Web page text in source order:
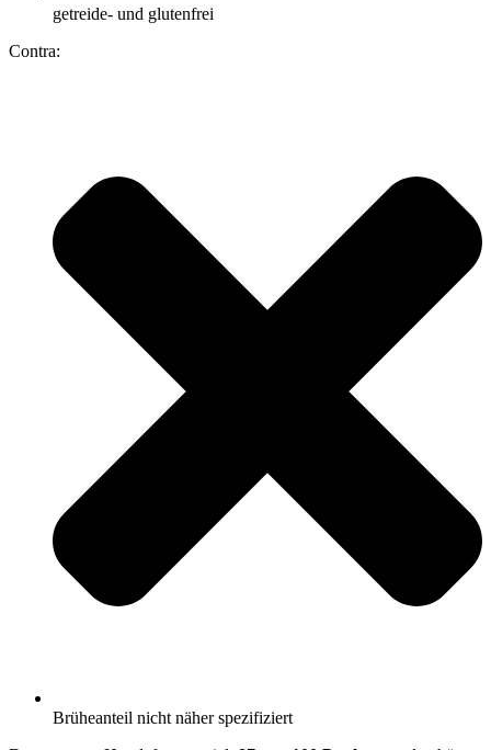
getreide- und glutenfrei
Contra:
Brüheanteil nicht näher spezifiziert